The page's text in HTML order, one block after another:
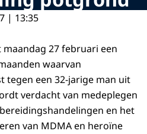
| 13:35
27 februari een
waarvan
tegen een 32-jarige man uit
verdacht van medeplegen
en het
van MDMA en heroïne